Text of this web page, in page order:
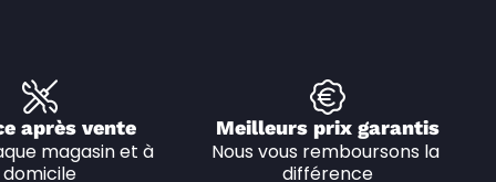
après vente
magasin et à
domicile
Meilleurs prix garantis
Nous vous remboursons la
différence